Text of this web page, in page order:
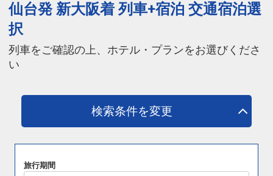
仙台発 新大阪着 列車+宿泊 交通宿泊選
択
列車をご確認の上、ホテル・プランをお選びくださ
い
検索条件を変更
旅行期間